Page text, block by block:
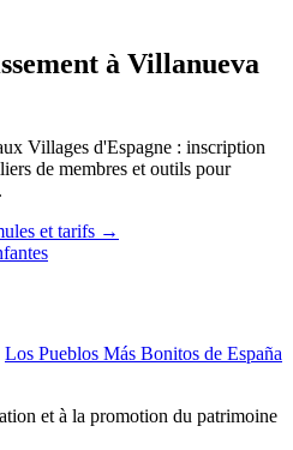
à Villanueva
Villages d'Espagne : inscription
de membres et outils pour
et tarifs →
Los Pueblos Más Bonitos de España
et à la promotion du patrimoine